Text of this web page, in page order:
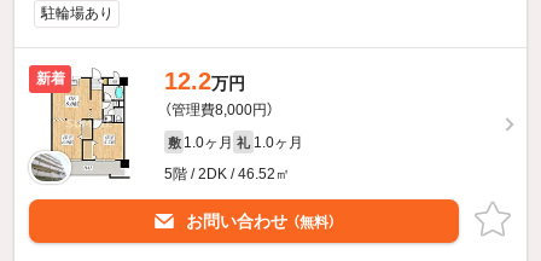
駐輪場あり
新着 12.2万円
（管理費8,000円）
敷 1.0ヶ月 礼 1.0ヶ月
5階 / 2DK / 46.52㎡
お問い合わせ （無料）